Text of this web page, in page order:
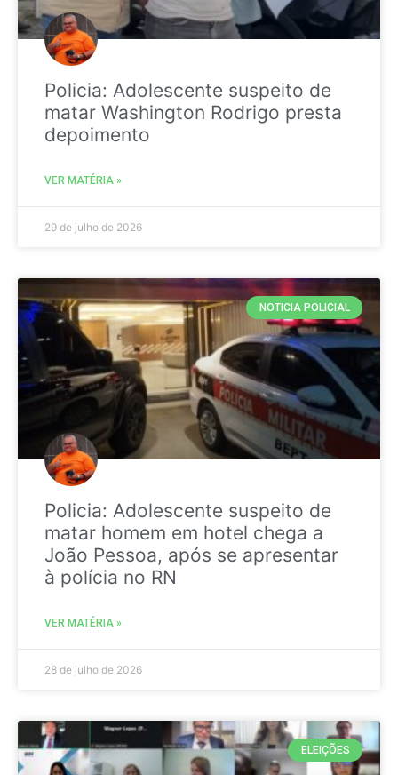
Policia: Adolescente suspeito de
matar Washington Rodrigo presta
depoimento
VER MATÉRIA »
29 de julho de 2026
NOTICIA POLICIAL
Policia: Adolescente suspeito de
matar homem em hotel chega a
João Pessoa, após se apresentar
à polícia no RN
VER MATÉRIA »
28 de julho de 2026
ELEIÇÕES